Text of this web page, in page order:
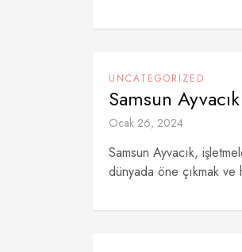
UNCATEGORIZED
Samsun
Ocak 26, 2024
Samsun Ayvacık,
dünyada öne çıkmak ve